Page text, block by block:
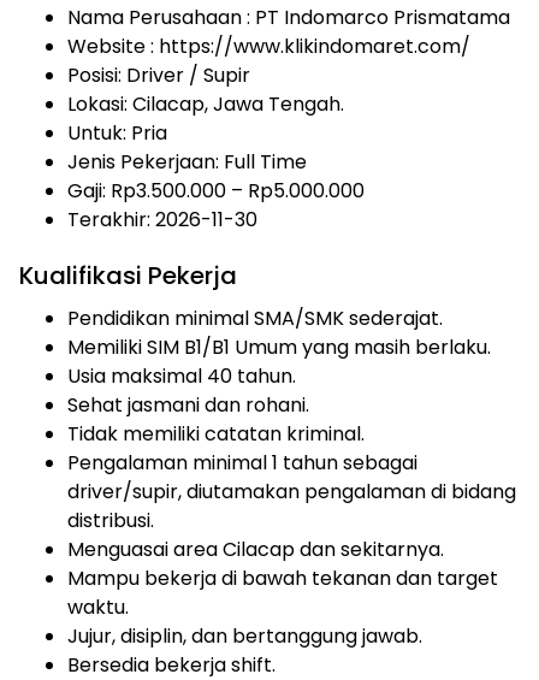
Nama Perusahaan : PT Indomarco Prismatama
Website : https://www.klikindomaret.com/
Posisi: Driver / Supir
Lokasi: Cilacap, Jawa Tengah.
Untuk: Pria
Jenis Pekerjaan: Full Time
Gaji: Rp3.500.000 – Rp5.000.000
Terakhir: 2026-11-30
Kualifikasi Pekerja
Pendidikan minimal SMA/SMK sederajat.
Memiliki SIM B1/B1 Umum yang masih berlaku.
Usia maksimal 40 tahun.
Sehat jasmani dan rohani.
Tidak memiliki catatan kriminal.
Pengalaman minimal 1 tahun sebagai
driver/supir, diutamakan pengalaman di bidang
distribusi.
Menguasai area Cilacap dan sekitarnya.
Mampu bekerja di bawah tekanan dan target
waktu.
Jujur, disiplin, dan bertanggung jawab.
Bersedia bekerja shift.